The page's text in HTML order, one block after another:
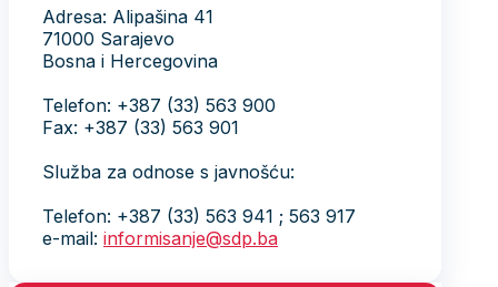
Adresa: Alipašina 41
71000 Sarajevo
Bosna i Hercegovina
Telefon: +387 (33) 563 900
Fax: +387 (33) 563 901
Služba za odnose s javnošću:
Telefon: +387 (33) 563 941 ; 563 917
e-mail: informisanje@sdp.ba